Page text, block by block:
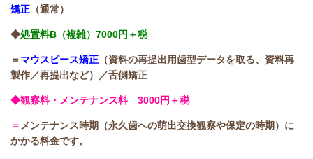
矯正 （通常）
◆処置料B（複雑）7000円＋税
＝マウスピース矯正 （資料の再提出用歯型データを取る、資料再
製作／再提出など）／舌側矯正
◆観察料・メンテナンス料 3000円＋税
＝ メンテナンス時期（永久歯への萌出交換観察や保定の時期）に
かかる料金です。